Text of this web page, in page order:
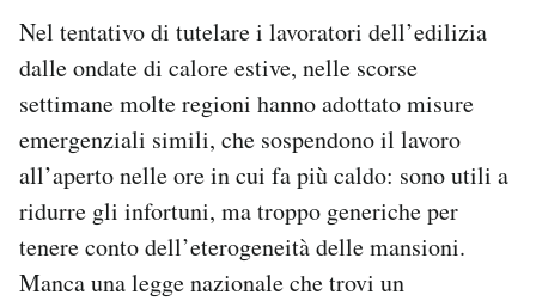
Regala il Post
Hai bisogno di aiuto?
Nel tentativo di tutelare i lavoratori dell’edilizia
dalle ondate di calore estive, nelle scorse
settimane molte regioni hanno adottato misure
emergenziali simili, che sospendono il lavoro
all’aperto nelle ore in cui fa più caldo: sono utili a
ridurre gli infortuni, ma troppo generiche per
tenere conto dell’eterogeneità delle mansioni.
Manca una legge nazionale che trovi un